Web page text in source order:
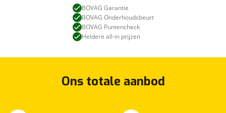
BOVAG Garantie
BOVAG Onderhoudsbeurt
BOVAG Puntencheck
Heldere all-in prijzen
Ons totale aanbod